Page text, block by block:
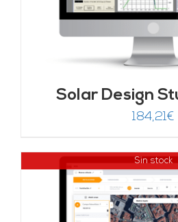
Solar Design
184,21€
Sin stock